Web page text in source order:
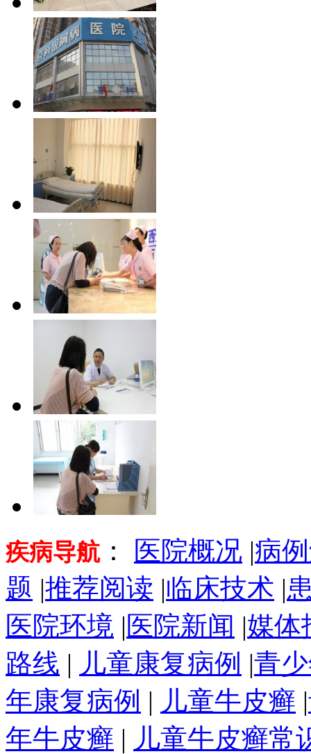
疾病导航： 医院概况 |病
题 |推荐阅读 |临床技术 |
医院环境 |医院新闻 |媒体
路线 | 儿童康复病例 |青
年康复病例 | 儿童牛皮癣 |
年牛皮癣 | 儿童牛皮癣常